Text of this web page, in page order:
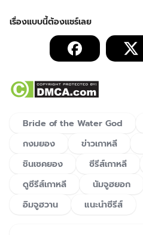
Bride of the Water God
กงมยอง
ข่าวเกาหลี
ชินเซคยอง
ซีรีส์เกาหลี
ดูซีรีส์เกาหลี
นัมจูฮยอก
อิมจูฮวาน
แนะนำซีรีส์